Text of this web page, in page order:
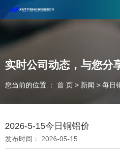
河南丰尔彻新材料科技有限公司欢迎
实时公司动态，与您分
您当前的位置 ： 首 页 > 新闻 > 每日
2026-5-15今日铜铝价
发布时间： 2026-05-15